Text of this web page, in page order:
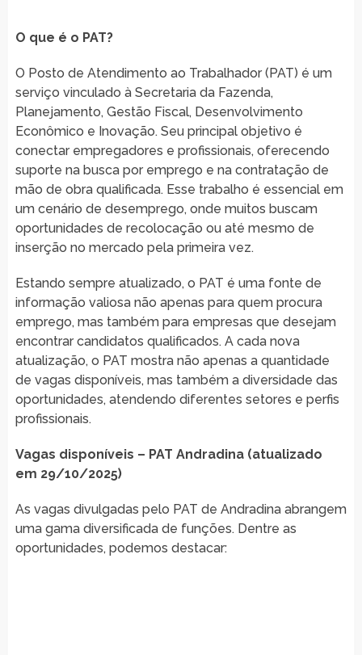
O que é o PAT?
O Posto de Atendimento ao Trabalhador (PAT) é um
serviço vinculado à Secretaria da Fazenda,
Planejamento, Gestão Fiscal, Desenvolvimento
Econômico e Inovação. Seu principal objetivo é
conectar empregadores e profissionais, oferecendo
suporte na busca por emprego e na contratação de
mão de obra qualificada. Esse trabalho é essencial em
um cenário de desemprego, onde muitos buscam
oportunidades de recolocação ou até mesmo de
inserção no mercado pela primeira vez.
Estando sempre atualizado, o PAT é uma fonte de
informação valiosa não apenas para quem procura
emprego, mas também para empresas que desejam
encontrar candidatos qualificados. A cada nova
atualização, o PAT mostra não apenas a quantidade
de vagas disponíveis, mas também a diversidade das
oportunidades, atendendo diferentes setores e perfis
profissionais.
Vagas disponíveis – PAT Andradina (atualizado
em 29/10/2025)
As vagas divulgadas pelo PAT de Andradina abrangem
uma gama diversificada de funções. Dentre as
oportunidades, podemos destacar: